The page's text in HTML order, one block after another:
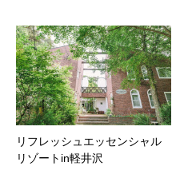
リフレッシュエッセンシャル
リゾートin軽井沢